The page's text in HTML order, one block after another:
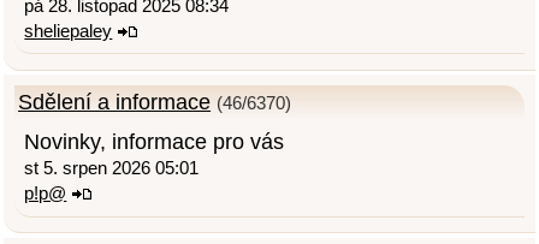
pá 28. listopad 2025 08:34
sheliepaley
Sdělení a informace (46/6370)
Novinky, informace pro vás
st 5. srpen 2026 05:01
p!p@